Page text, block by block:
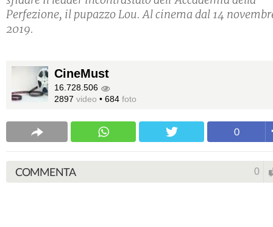
Perfezione, il pupazzo Lou. Al cinema dal 14
2019.
CineMust
16.728.506
2897 video • 684 foto
0
COMMENTA 0